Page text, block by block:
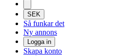
SEK
Så funkar det
Ny annons
Logga in
Skapa konto